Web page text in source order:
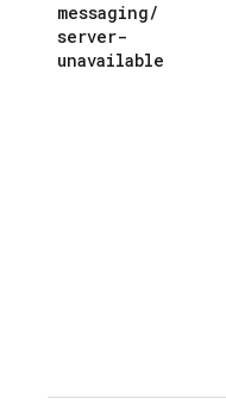
messaging/
server-
unavailable